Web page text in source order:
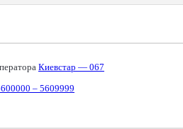
Киевстар — 067
– 5609999